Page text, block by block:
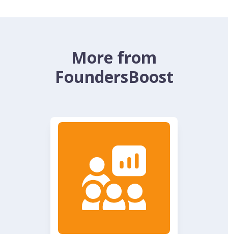
More from
FoundersBoost